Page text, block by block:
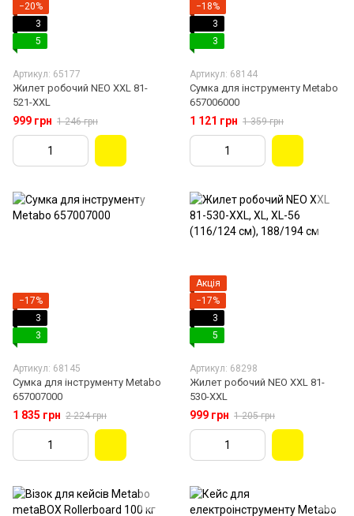
−20%
3
5
Артикул: 65177
Жилет робочий NEO XXL 81-
521-XXL
999 грн 1 246 грн
−18%
3
3
Артикул: 68144
Сумка для інструменту Metabo
657006000
1 121 грн 1 359 грн
−17%
3
3
Артикул: 68145
Сумка для інструменту Metabo
657007000
1 835 грн 2 224 грн
Акція
−17%
3
5
Артикул: 68298
Жилет робочий NEO XXL 81-
530-XXL
999 грн 1 205 грн